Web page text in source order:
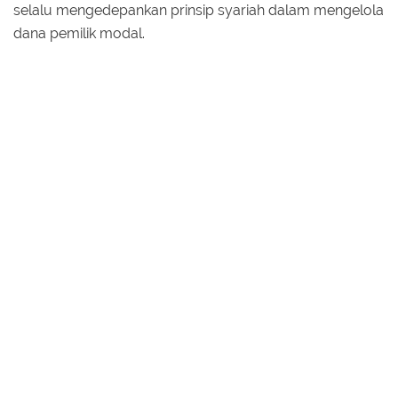
selalu mengedepankan prinsip syariah dalam mengelola
dana pemilik modal.